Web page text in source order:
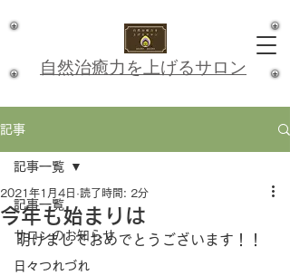
​自然治癒力を上げるサロン
記事
記事一覧
サロンのお知らせ
日々つれづれ
記事一覧
今年も始まりは
2021年1月4日 読了時間: 2分
明けましておめでとうございます！！